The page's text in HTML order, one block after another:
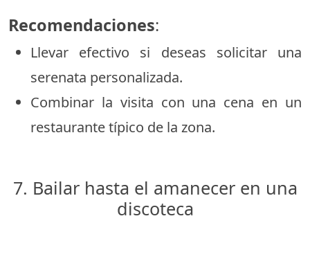
Recomendaciones:
Llevar efectivo si deseas solicitar una
serenata personalizada.
Combinar la visita con una cena en un
restaurante típico de la zona.
7. Bailar hasta el amanecer en una
discoteca